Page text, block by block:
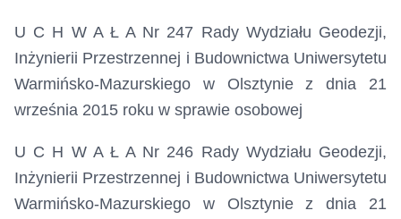
U C H W A Ł A Nr 247 Rady Wydziału Geodezji,
Inżynierii Przestrzennej i Budownictwa Uniwersytetu
Warmińsko-Mazurskiego w Olsztynie z dnia 21
września 2015 roku w sprawie osobowej
U C H W A Ł A Nr 246 Rady Wydziału Geodezji,
Inżynierii Przestrzennej i Budownictwa Uniwersytetu
Warmińsko-Mazurskiego w Olsztynie z dnia 21